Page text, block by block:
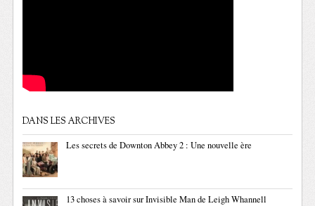
DANS LES ARCHIVES
Les secrets de Downton Abbey 2 : Une nouvelle ère
13 choses à savoir sur Invisible Man de Leigh Whannell